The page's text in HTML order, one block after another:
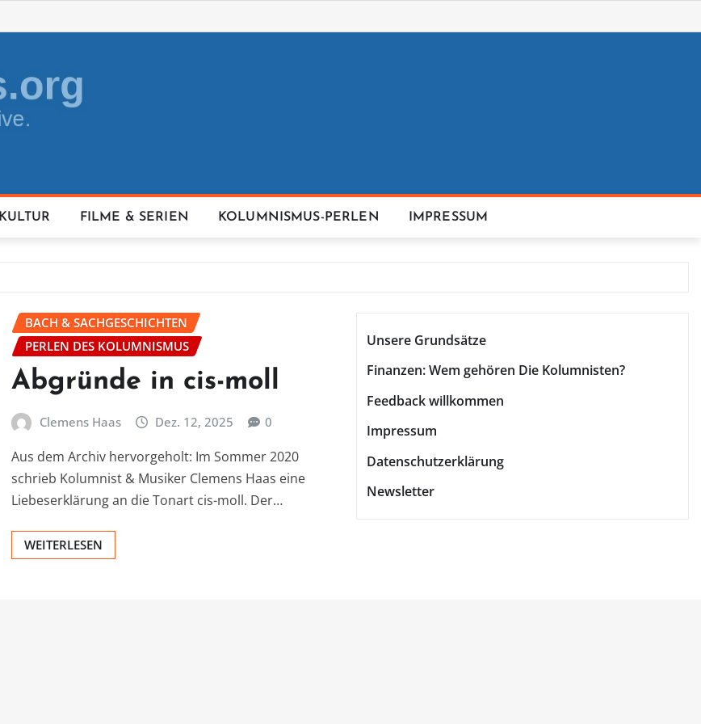
KULTUR FILME & SERIEN KOLUMNISMUS-PERLEN IMPRESSUM
BACH & SACHGESCHICHTEN
PERLEN DES KOLUMNISMUS
Abgründe in cis-moll
Clemens Haas Dez. 12, 2025 0
Aus dem Archiv hervorgeholt: Im Sommer 2020
schrieb Kolumnist & Musiker Clemens Haas eine
Liebeserklärung an die Tonart cis-moll. Der…
WEITERLESEN
Unsere Grundsätze
Finanzen: Wem gehören Die Kolumnisten?
Feedback willkommen
Impressum
Datenschutzerklärung
Newsletter